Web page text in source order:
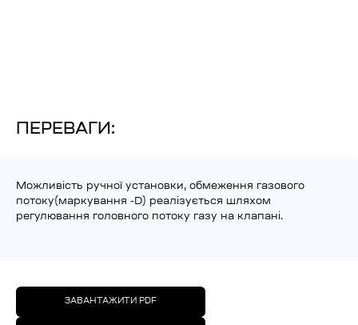
ПЕРЕВАГИ:
Можливість ручної установки, обмеження газового
потоку(маркування -D) реалізується шляхом
регулювання головного потоку газу на клапані.
ЗАВАНТАЖИТИ PDF